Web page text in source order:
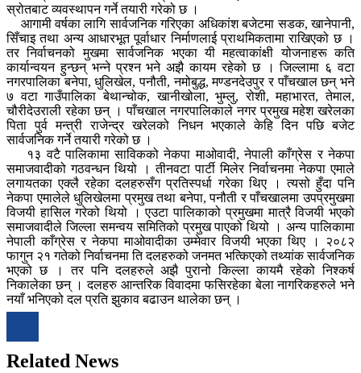
स्रोतबाट व्यवस्थापन गर्ने तयारी गरेको छ ।
आगामी वर्षका लागि सार्वजनिक गरिएका अधिकांश बजेटमा सडक, खानेपानी,
सिँचाइ तथा अन्य आधारभूत पूर्वाधार निर्माणलाई प्राथमिकतामा राखिएको छ ।
तर निर्वाचनको मुखमा सार्वजनिक भएका यी महत्वाकांक्षी योजनाहरू कति
कार्यान्वयन हुन्छन् भन्ने प्रश्न भने अझै कायम रहेको छ । जिल्लामा ६ वटा
नगरपालिका बनेपा, धुलिखेल, पनौती, नमोबुद्ध, मण्डनदेउपुर र पाँचखाल छन् भने
७ वटा गाउँपालिका बेथान्चोक, खानीखोला, भुम्लु, रोशी, महाभारत, तेमाल,
चौरीदेउराली रहेका छन् । पाँचखाल नगरपालिकाले नगर प्रमुख महेश खरेलका
पिता पुर्व मन्त्री राजेन्द्र खरेलको निधन भएकाले केहि दिन पछि बजेट
सार्वजनिक गर्ने तयारी गरेको छ ।
१३ वटै पालिकामा साविकको नेकपा माओवादी, नेपाली काँग्रेस र नेकपा
समाजवादीको गठवन्धन थियो । तीनवटा पार्टी मिलेर निर्वाचनमा नेकपा एमाले
लगायतका एक्लै रहेका दलहरुसँग प्रतिस्पर्धा गरेका थिए । त्यसो हुँदा पनि
नेकपा एमालेले धुलिखेलमा प्रमुख तथा बनेपा, पनौती र पाँचखालमा उपप्रमुखमा
विजयी हासिल गरेको थियो । एउटा पालिकाको प्रमुखमा मात्रै विजयी भएको
समाजवादीले जिल्ला समन्वय समितिको प्रमुख पाएको थियो । अन्य पालिकामा
नेपाली काँग्रेस र नेकपा माओवादीका उम्मेवार विजयी भएका थिए । २०८२
फागुन २१ गतेको निर्वाचनमा ति दलहरुको जनमत भत्किएको तथ्यांक सार्वजनिक
भएको छ । तर पनि दलहरुले अझै पुरानो किल्ला कायमै रहेको निश्कर्ष
निकालेका छन् । दलहरु आन्तरिक विवादमा फसिरहेका बेला नागरिकहरुले भने
नयाँ भनिएको दल प्रति झुकाव बढाउन थालेका छन् ।
Related News